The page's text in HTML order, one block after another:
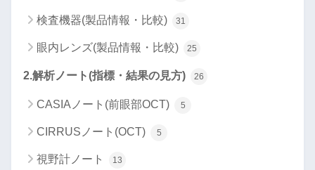
検査機器(製品情報・比較) 31
眼内レンズ(製品情報・比較) 25
2.解析ノート(指標・結果の見方) 26
CASIAノート(前眼部OCT) 5
CIRRUSノート(OCT) 5
視野計ノート 13